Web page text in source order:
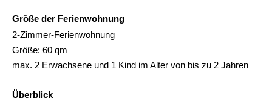
Größe der Ferienwohnung
2-Zimmer-Ferienwohnung
Größe: 60 qm
max. 2 Erwachsene und 1 Kind im Alter von bis zu 2 Jahren
Überblick